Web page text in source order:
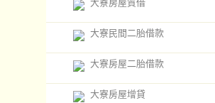
大寮房屋質借
大寮民間二胎借款
大寮房屋二胎借款
大寮房屋增貸